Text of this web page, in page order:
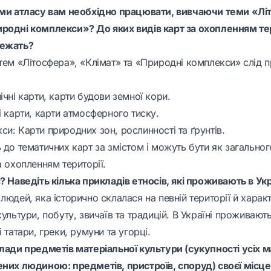
атласу вам необхідно працювати, вивчаючи теми
комплекси»? До яких видів карт за охопленням
«Літосфера», «Клімат» та «Природні комплекси» слід
карти, карти будови земної кори.
карти, карти атмосферного тиску.
Карти природних зон, рослинності та ґрунтів.
тематичних карт за змістом і можуть бути як
охопленням території.
кілька прикладів етносів, які проживають в
яка історично склалася на певній території й
побуту, звичаїв та традицій. В Україні
татари, греки, румуни та угорці.
предметів матеріальної культури (сукупності усіх
людиною: предметів, пристроїв, споруд) своєї